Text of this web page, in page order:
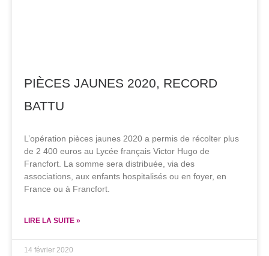
PIÈCES JAUNES 2020, RECORD
BATTU
L’opération pièces jaunes 2020 a permis de récolter plus
de 2 400 euros au Lycée français Victor Hugo de
Francfort. La somme sera distribuée, via des
associations, aux enfants hospitalisés ou en foyer, en
France ou à Francfort.
LIRE LA SUITE »
14 février 2020